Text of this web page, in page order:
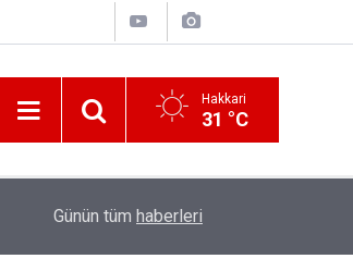
Hakkari
31 °C
Hakkâri'de Gençlere AFAD'dan Afet Bilinci ve
Günün tüm haberleri